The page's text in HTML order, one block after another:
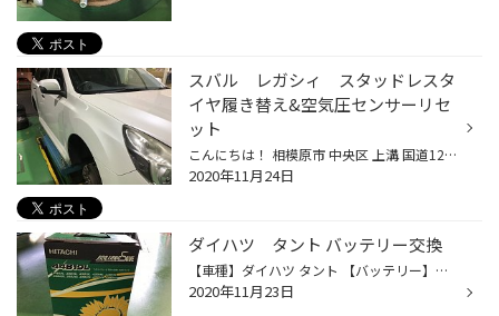
スバル レガシィ スタッドレスタ
イヤ履き替え&空気圧センサーリセ
ット
こんにちは！ 相模原市 中央区 上溝 国道129号線沿い 山岡家 さん横の タイヤ館相模原店 藤本です(((o(*ﾟ▽ﾟ*)o))) 当店のホームページをご覧いただきありがとうございます(*´ω｀*) 本日は スバル レガシィ の 履き替え&空気圧センサー再設定のご紹介をいたします！ 全くの偶然なのですが 最近私の担...
2020年11月24日
ダイハツ タント バッテリー交換
【車種】ダイハツ タント 【バッテリー】エコロングセーブ 44B19L 皆様こんにちは！ 本日はダイハツのタント にバッテリー交換を 実施致しましたのでご紹介させて頂きます。 今回は無料の安全点検からバッテリーの状態が不良だった為 交換を実施させていただきました。 では、作業していきます！ ま...
2020年11月23日